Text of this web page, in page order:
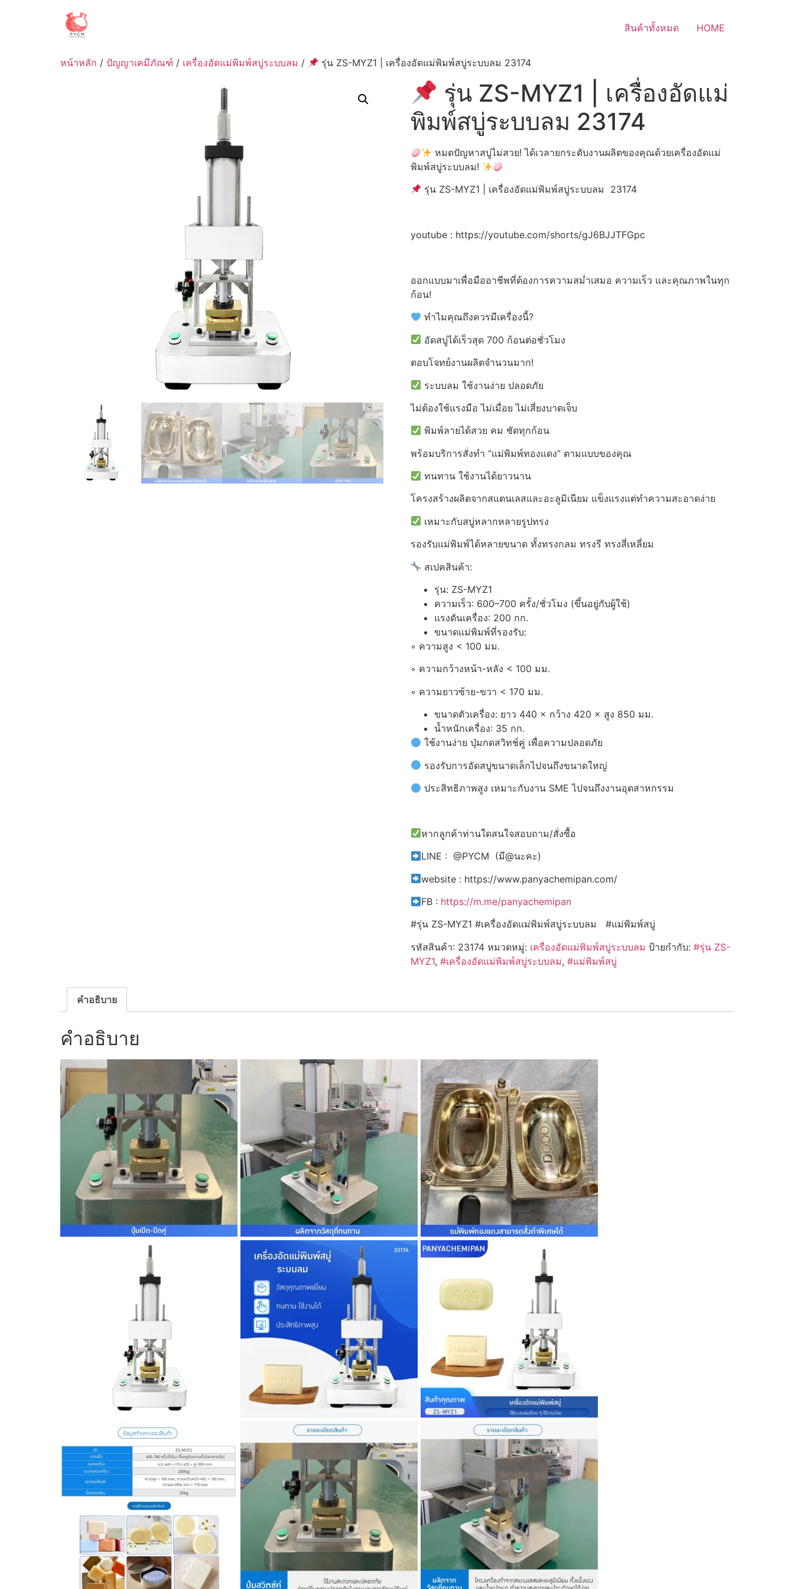
สินค้าทั้งหมด HOME
หน้าหลัก / ปัญญาเคมีภัณฑ์ / เครื่องอัดแม่พิมพ์สบู่ระบบลม / รุ่น ZS-MYZ1 | เครื่องอัดแม่พิมพ์สบู่ระบบลม 23174
รุ่น ZS-MYZ1 | เครื่องอัดแม่
พิมพ์สบู่ระบบลม 23174
หมดปัญหาสบู่ไม่สวย! ได้เวลายกระดับงานผลิตของคุณด้วยเครื่องอัดแม่
พิมพ์สบู่ระบบลม!
รุ่น ZS-MYZ1 | เครื่องอัดแม่พิมพ์สบู่ระบบลม 23174
youtube : https://youtube.com/shorts/gJ6BJJTFGpc
ออกแบบมาเพื่อมืออาชีพที่ต้องการความสม่ำเสมอ ความเร็ว และคุณภาพในทุก
ก้อน!
ทำไมคุณถึงควรมีเครื่องนี้?
อัดสบู่ได้เร็วสุด 700 ก้อนต่อชั่วโมง
ตอบโจทย์งานผลิตจำนวนมาก!
ระบบลม ใช้งานง่าย ปลอดภัย
ไม่ต้องใช้แรงมือ ไม่เมื่อย ไม่เสี่ยงบาดเจ็บ
พิมพ์ลายได้สวย คม ชัดทุกก้อน
พร้อมบริการสั่งทำ “แม่พิมพ์ทองแดง” ตามแบบของคุณ
ทนทาน ใช้งานได้ยาวนาน
โครงสร้างผลิตจากสแตนเลสและอะลูมิเนียม แข็งแรงแต่ทำความสะอาดง่าย
เหมาะกับสบู่หลากหลายรูปทรง
รองรับแม่พิมพ์ได้หลายขนาด ทั้งทรงกลม ทรงรี ทรงสี่เหลี่ยม
สเปคสินค้า:
รุ่น: ZS-MYZ1
ความเร็ว: 600–700 ครั้ง/ชั่วโมง (ขึ้นอยู่กับผู้ใช้)
แรงดันเครื่อง: 200 กก.
ขนาดแม่พิมพ์ที่รองรับ:
◦ ความสูง < 100 มม.
◦ ความกว้างหน้า-หลัง < 100 มม.
◦ ความยาวซ้าย-ขวา < 170 มม.
ขนาดตัวเครื่อง: ยาว 440 × กว้าง 420 × สูง 850 มม.
น้ำหนักเครื่อง: 35 กก.
ใช้งานง่าย ปุ่มกดสวิทช์คู่ เพื่อความปลอดภัย
รองรับการอัดสบู่ขนาดเล็กไปจนถึงขนาดใหญ่
ประสิทธิภาพสูง เหมาะกับงาน SME ไปจนถึงงานอุตสาหกรรม
หากลูกค้าท่านใดสนใจสอบถาม/สั่งซื้อ
LINE : @PYCM (มี@นะคะ)
website : https://www.panyachemipan.com/
FB : https://m.me/panyachemipan
#รุ่น ZS-MYZ1 #เครื่องอัดแม่พิมพ์สบู่ระบบลม #แม่พิมพ์สบู่
รหัสสินค้า: 23174 หมวดหมู่: เครื่องอัดแม่พิมพ์สบู่ระบบลม ป้ายกำกับ: #รุ่น ZS-
MYZ1, #เครื่องอัดแม่พิมพ์สบู่ระบบลม, #แม่พิมพ์สบู่
คำอธิบาย
คำอธิบาย